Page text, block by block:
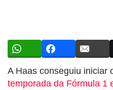
A Haas conseguiu iniciar
temporada da Fórmula 1